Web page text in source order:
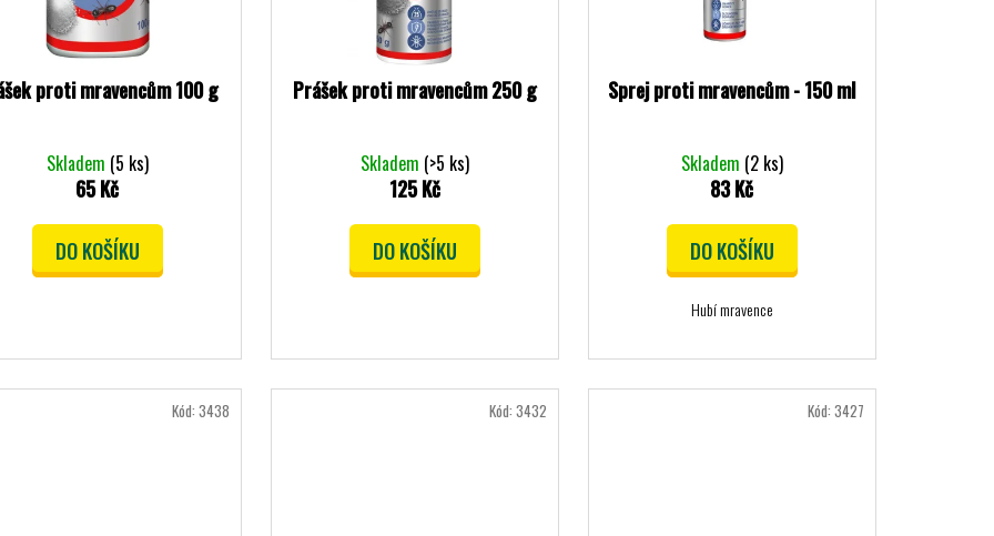
proti mravencům 100 g
Skladem (5 ks)
65 Kč
DO KOŠÍKU
Prášek proti mravencům 250 g
Skladem (>5 ks)
125 Kč
DO KOŠÍKU
Sprej proti mravencům - 150 ml
Skladem (2 ks)
83 Kč
DO KOŠÍKU
Hubí mravence
Kód: 3438 Kód: 3432 Kód: 3427